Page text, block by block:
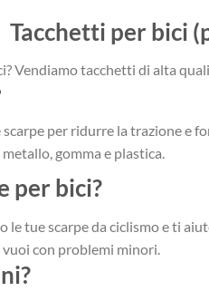
Tacchetti per bici
Vendiamo tacchetti di alta
per ridurre la trazione
gomma e plastica.
per bici?
tue scarpe da ciclismo e ti
con problemi minori.